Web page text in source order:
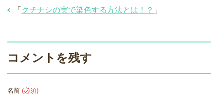
「 クチナシの実で染色する方法とは！？ 」
コメントを残す
名前 (必須)